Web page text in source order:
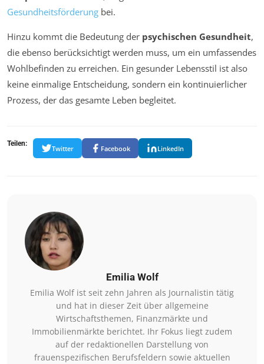
Gesundheitsförderung bei.
Hinzu kommt die Bedeutung der psychischen Gesundheit,
die ebenso berücksichtigt werden muss, um ein umfassendes
Wohlbefinden zu erreichen. Ein gesunder Lebensstil ist also
keine einmalige Entscheidung, sondern ein kontinuierlicher
Prozess, der das gesamte Leben begleitet.
Teilen:
Twitter Facebook LinkedIn
Emilia Wolf
Emilia Wolf ist seit zehn Jahren als Journalistin tätig
und hat in dieser Zeit über allgemeine
Wirtschaftsthemen, Finanzmärkte und
Immobilienmärkte berichtet. Ihr Fokus liegt zudem
auf der redaktionellen Darstellung von
frauenspezifischen Berufsfeldern sowie aktuellen